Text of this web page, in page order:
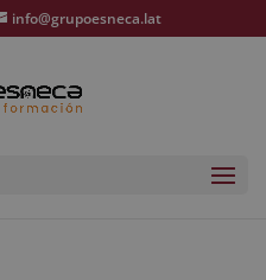
info@grupoesneca.lat